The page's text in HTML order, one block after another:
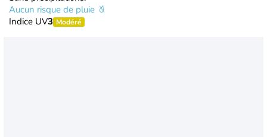
Aucun risque de pluie
Indice UV3 Modéré